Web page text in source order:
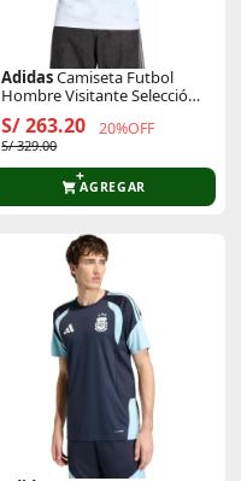
AdidasCamiseta Futbol
Hombre Visitante Selección
Italia 2026 Figc A Jsy
Climacool
S/ 263.20 20%OFF
S/ 329.00
AGREGAR